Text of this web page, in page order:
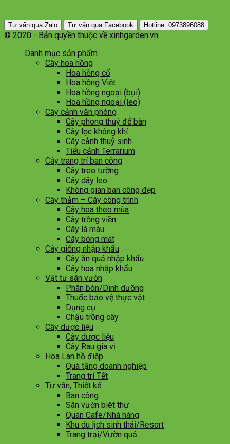
Tư vấn qua Zalo Tư vấn qua Facebook Hotline: 0973896088
© 2020 - Bản quyền thuộc về xinhgarden.vn
Danh mục sản phẩm
Cây hoa hồng
Hoa hồng cổ
Hoa hồng Việt
Hoa hồng ngoại (bụi)
Hoa hồng ngoại (leo)
Cây cảnh văn phòng
Cây phong thuỷ để bàn
Cây lọc không khí
Cây cảnh thuỷ sinh
Tiểu cảnh Terrarium
Cây trang trí ban công
Cây treo tường
Cây dây leo
Không gian ban công đẹp
Cây thảm – Cây công trình
Cây hoa theo mùa
Cây trồng viền
Cây lá màu
Cây bóng mát
Cây giống nhập khẩu
Cây ăn quả nhập khẩu
Cây hoa nhập khẩu
Vật tư sân vườn
Phân bón/Dinh dưỡng
Thuốc bảo vệ thực vật
Dụng cụ
Chậu trồng cây
Cây dược liệu
Cây dược liệu
Cây Rau gia vị
Hoa Lan hồ điệp
Quà tặng doanh nghiệp
Trang trí Tết
Tư vấn, Thiết kế
Ban công
Sân vườn biêt thự
Quán Cafe/Nhà hàng
Khu du lịch sinh thái/Resort
Trang trại/Vườn quả